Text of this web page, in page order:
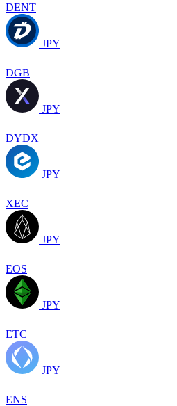
DENT
JPY
DGB
JPY
DYDX
JPY
XEC
JPY
EOS
JPY
ETC
JPY
ENS